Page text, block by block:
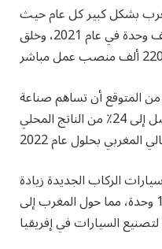
بشكل كبير كل عام حيث
تجاوزت مبيعات السيارات 160 ألف وحدة في عام 2021، وخلق
من المتوقع أن تساهم صناعة
السيارات في المغرب بما يصل إلى 24٪ من الناتج المحلي
سجلت سيارات الركاب الجديدة زيادة
بنسبة +10.77٪ مع بيع 115.611 وحدة، مما حول المغرب إلى